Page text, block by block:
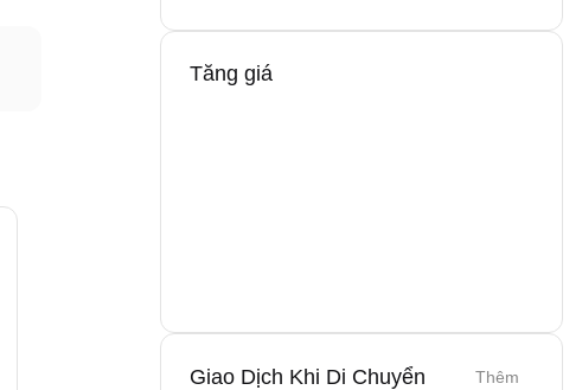
Tăng giá
Giao Dịch Khi Di Chuyển Thêm